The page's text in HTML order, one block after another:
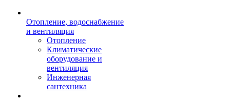
Отопление, водоснабжение
и вентиляция
Отопление
Климатические
оборудование и
вентиляция
Инженерная
сантехника